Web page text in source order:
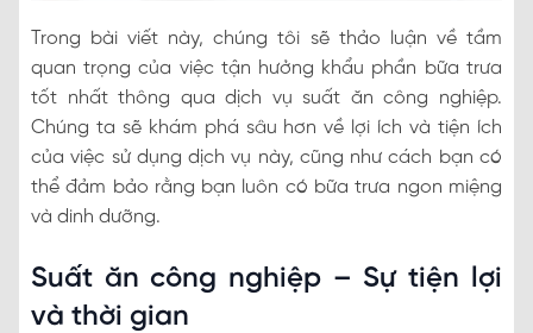
Trong bài viết này, chúng tôi sẽ thảo luận về tầm
quan trọng của việc tận hưởng khẩu phần bữa trưa
tốt nhất thông qua dịch vụ suất ăn công nghiệp.
Chúng ta sẽ khám phá sâu hơn về lợi ích và tiện ích
của việc sử dụng dịch vụ này, cũng như cách bạn có
thể đảm bảo rằng bạn luôn có bữa trưa ngon miệng
và dinh dưỡng.
Suất ăn công nghiệp – Sự tiện lợi
và thời gian